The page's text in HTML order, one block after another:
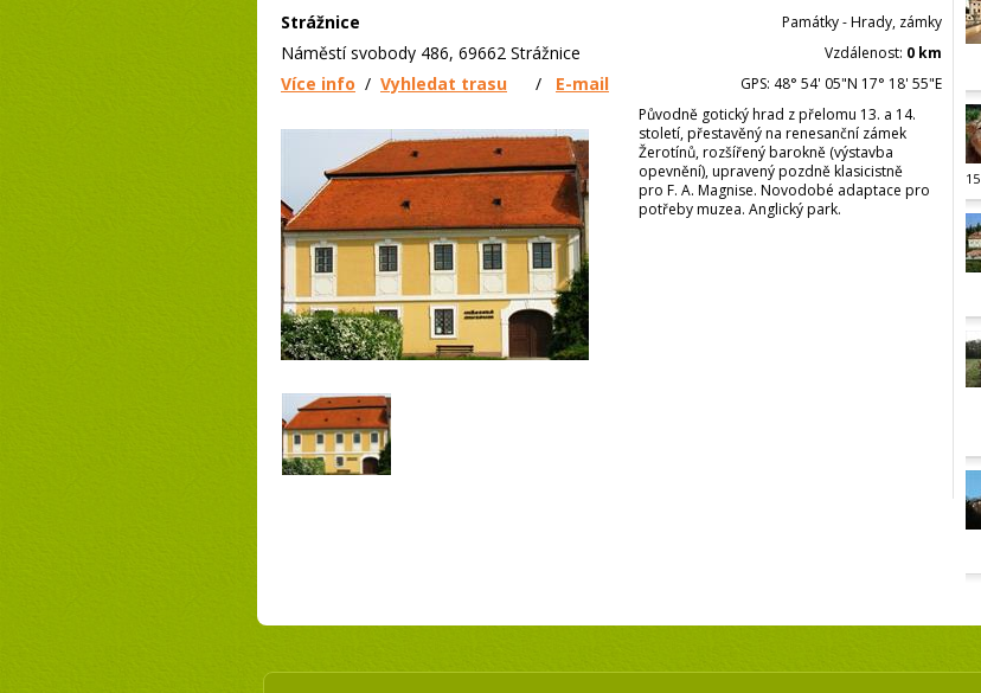
Strážnice
Náměstí svobody 486, 69662 Strážnice
Více info / Vyhledat trasu / E-mail
Památky - Hrady, zámky
Vzdálenost: 0 km
GPS: 48° 54' 05"N 17° 18' 55"E
Původně gotický hrad z přelomu 13. a 14.
století, přestavěný na renesanční zámek
Žerotínů, rozšířený barokně (výstavba
opevnění), upravený pozdně klasicistně
pro F. A. Magnise. Novodobé adaptace pro
potřeby muzea. Anglický park.
15